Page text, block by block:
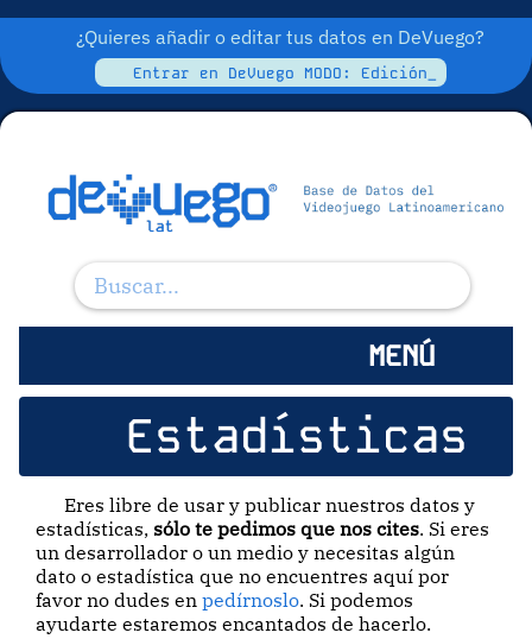
¿Quieres añadir o editar tus datos en DeVuego?
Entrar en DeVuego MODO: Edición_
MENÚ
Estadísticas
Eres libre de usar y publicar nuestros datos y
estadísticas, sólo te pedimos que nos cites. Si eres
un desarrollador o un medio y necesitas algún
dato o estadística que no encuentres aquí por
favor no dudes enpedírnoslo. Si podemos
ayudarte estaremos encantados de hacerlo.